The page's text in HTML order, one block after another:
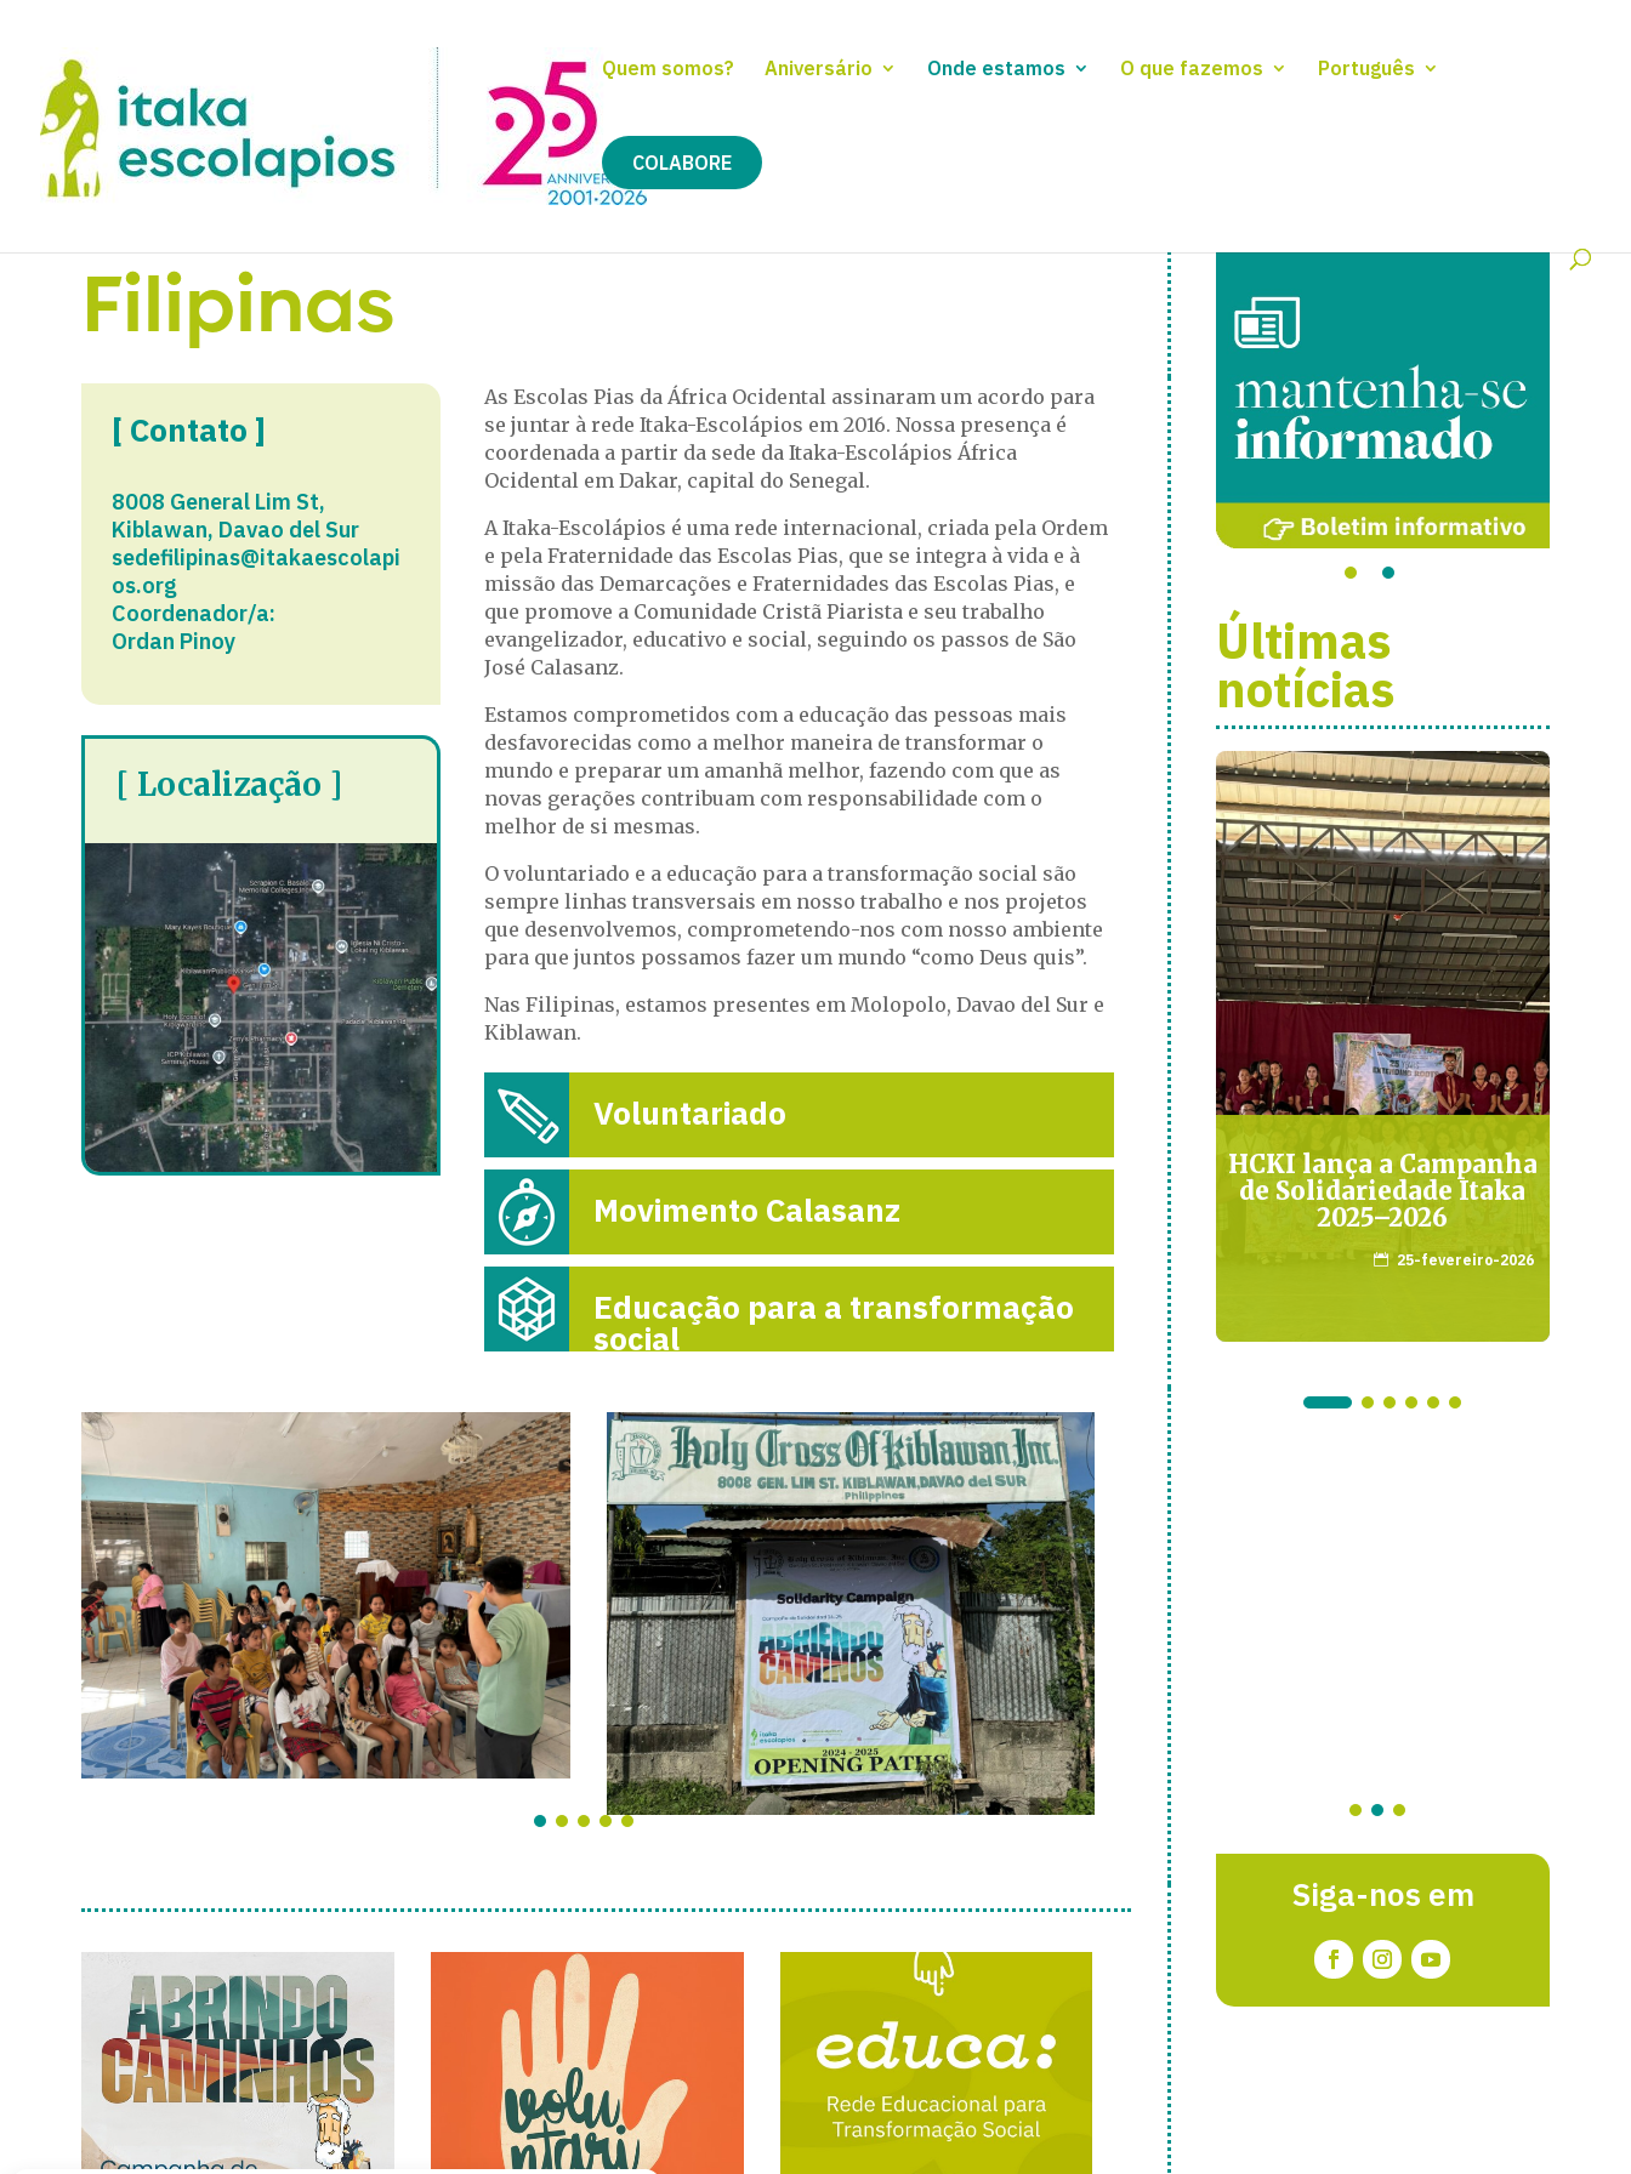
Quem somos? Aniversário Onde estamos O que fazemos Português
COLABORE
Filipinas
[ Contato ]
8008 General Lim St,
Kiblawan, Davao del Sur
sedefilipinas@itakaescolapi
os.org
Coordenador/a:
Ordan Pinoy
[ Localização ]
As Escolas Pias da África Ocidental assinaram um acordo para
se juntar à rede Itaka-Escolápios em 2016. Nossa presença é
coordenada a partir da sede da Itaka-Escolápios África
Ocidental em Dakar, capital do Senegal.
A Itaka-Escolápios é uma rede internacional, criada pela Ordem
e pela Fraternidade das Escolas Pias, que se integra à vida e à
missão das Demarcações e Fraternidades das Escolas Pias, e
que promove a Comunidade Cristã Piarista e seu trabalho
evangelizador, educativo e social, seguindo os passos de São
José Calasanz.
Estamos comprometidos com a educação das pessoas mais
desfavorecidas como a melhor maneira de transformar o
mundo e preparar um amanhã melhor, fazendo com que as
novas gerações contribuam com responsabilidade com o
melhor de si mesmas.
O voluntariado e a educação para a transformação social são
sempre linhas transversais em nosso trabalho e nos projetos
que desenvolvemos, comprometendo-nos com nosso ambiente
para que juntos possamos fazer um mundo “como Deus quis”.
Nas Filipinas, estamos presentes em Molopolo, Davao del Sur e
Kiblawan.
Voluntariado
Movimento Calasanz
Educação para a transformação
social
Últimas
notícias
Reunión de Asia-
Comisión Ejecutiva
 10-julho-2023
HCKI lança a Campanha
de Solidariedade Itaka
2025–2026
 25-fevereiro-2026
Siga-nos em